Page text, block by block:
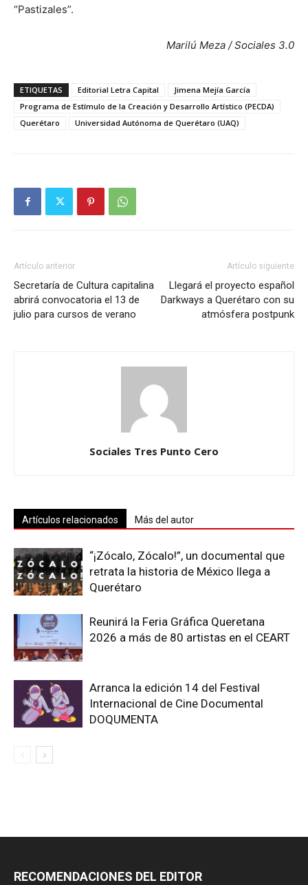
“Pastizales”.
Marilú Meza / Sociales 3.0
ETIQUETAS Editorial Letra Capital
Jimena Mejía García
Programa de Estímulo de la Creación y Desarrollo Artístico (PECDA)
Querétaro
Universidad Autónoma de Querétaro (UAQ)
Artículo anterior
Secretaría de Cultura capitalina
abrirá convocatoria el 13 de
julio para cursos de verano
Artículo siguiente
Llegará el proyecto español
Darkways a Querétaro con su
atmósfera postpunk
Sociales Tres Punto Cero
Artículos relacionados Más del autor
“¡Zócalo, Zócalo!”, un documental que
retrata la historia de México llega a
Querétaro
Reunirá la Feria Gráfica Queretana
2026 a más de 80 artistas en el CEART
Arranca la edición 14 del Festival
Internacional de Cine Documental
DOQUMENTA
RECOMENDACIONES DEL EDITOR